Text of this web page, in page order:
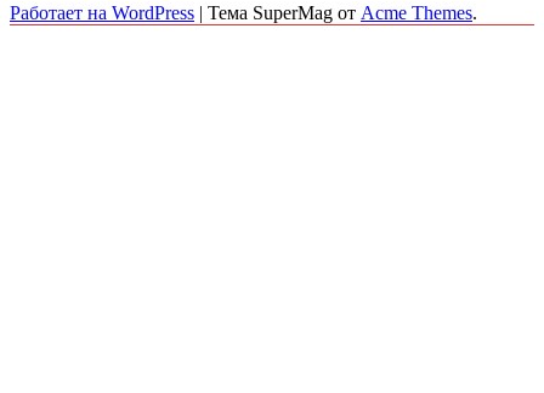
Работает на WordPress | Тема SuperMag от Acme Themes.